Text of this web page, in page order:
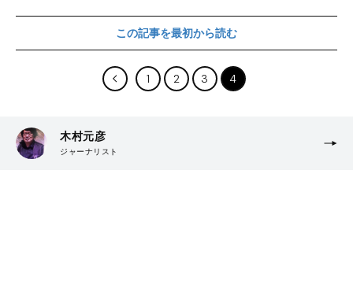
この記事を最初から読む
1 2 3 4
木村元彦
ジャーナリスト